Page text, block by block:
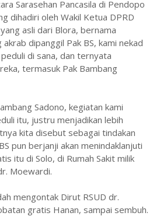
Sarasehan Pancasila di Pendopo
dihadiri oleh Wakil Ketua DPRD
asli dari Blora, bernama
dipanggil Pak BS, kami nekad
di sana, dan ternyata
termasuk Pak Bambang
Sadono, kegiatan kami
itu, justru menjadikan lebih
kita disebut sebagai tindakan
pun berjanji akan menindaklanjuti
itu di Solo, di Rumah Sakit milik
Moewardi.
mengontak Dirut RSUD dr.
gratis Hanan, sampai sembuh.